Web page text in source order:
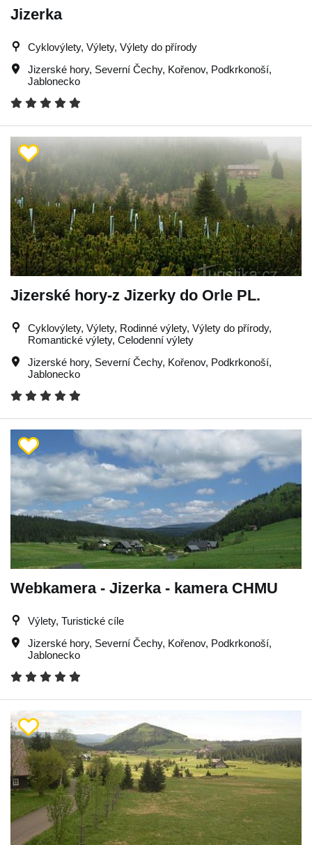
Jizerka
Cyklovýlety, Výlety, Výlety do přírody
Jizerské hory, Severní Čechy, Kořenov, Podkrkonoší,
Jablonecko
Jizerské hory-z Jizerky do Orle PL.
Cyklovýlety, Výlety, Rodinné výlety, Výlety do přírody,
Romantické výlety, Celodenní výlety
Jizerské hory, Severní Čechy, Kořenov, Podkrkonoší,
Jablonecko
Webkamera - Jizerka - kamera CHMU
Výlety, Turistické cíle
Jizerské hory, Severní Čechy, Kořenov, Podkrkonoší,
Jablonecko